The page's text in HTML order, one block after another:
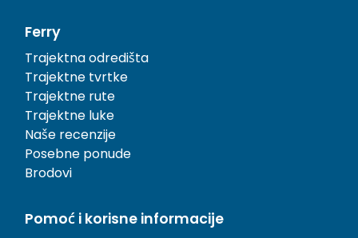
Ferry
Trajektna odredišta
Trajektne tvrtke
Trajektne rute
Trajektne luke
Naše recenzije
Posebne ponude
Brodovi
Pomoć i korisne informacije